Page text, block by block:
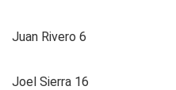
Juan Rivero 6
Joel Sierra 16